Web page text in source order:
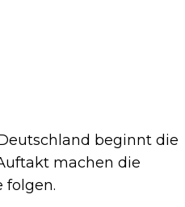
beginnt die
machen die
folgen.